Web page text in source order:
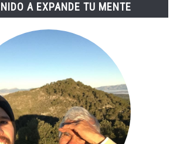
A EXPANDE TU MENTE